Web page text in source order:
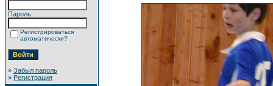
Пароль:
Регистрироваться
автоматически?
» Забыл пароль
» Регистрация